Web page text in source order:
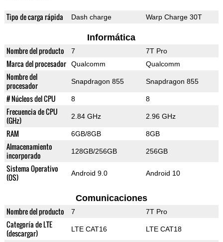
Tipo de carga rápida Dash charge Warp Charge 30T
Informática
Nombre del producto 7 7T Pro
Marca del procesador Qualcomm Qualcomm
Nombre del
procesador
Snapdragon 855 Snapdragon 855
# Núcleos del CPU 8 8
Frecuencia de CPU
(GHz)
2.84 GHz 2.96 GHz
RAM 6GB/8GB 8GB
Almacenamiento
incorporado
128GB/256GB 256GB
Sistema Operativo
(OS)
Android 9.0 Android 10
Comunicaciones
Nombre del producto 7 7T Pro
Categoría de LTE
(descargar)
LTE CAT16 LTE CAT18